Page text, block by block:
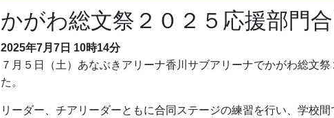
かがわ総文祭２０２５応援部門
2025年7月7日 10時14分
７月５日（土）あなぶきアリーナ香川サブアリーナでかがわ総文
た。
リーダー、チアリーダーともに合同ステージの練習を行い、学校間